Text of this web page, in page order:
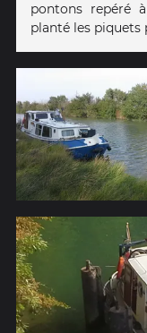
pontons repéré
planté les piquets